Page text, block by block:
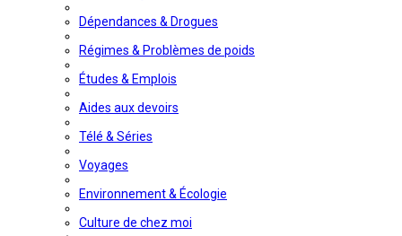
Dépendances & Drogues
Régimes & Problèmes de poids
Études & Emplois
Aides aux devoirs
Télé & Séries
Voyages
Environnement & Écologie
Culture de chez moi